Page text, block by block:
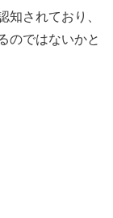
知されており、
のではないかと